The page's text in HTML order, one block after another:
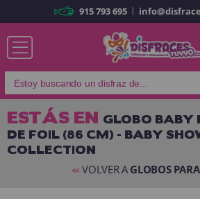
Ya soy
Recordarme ¿Olvidó su contraseña?
ENTRAR
915 793 695 |
ESTÁS EN GLOBO BABY
DE FOIL (86 CM) - BABY
COLLECTION
<< VOLVER AGLOBOS